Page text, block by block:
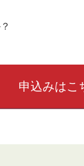
申込みはこ